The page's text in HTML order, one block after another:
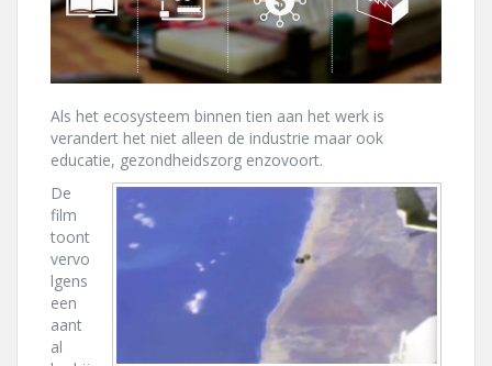
Als het ecosysteem binnen tien aan het werk is
verandert het niet alleen de industrie maar ook
educatie, gezondheidszorg enzovoort.
De
film
toont
vervo
lgens
een
aant
al